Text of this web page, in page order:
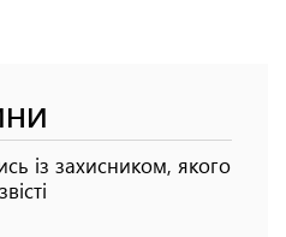
із захисником, якого